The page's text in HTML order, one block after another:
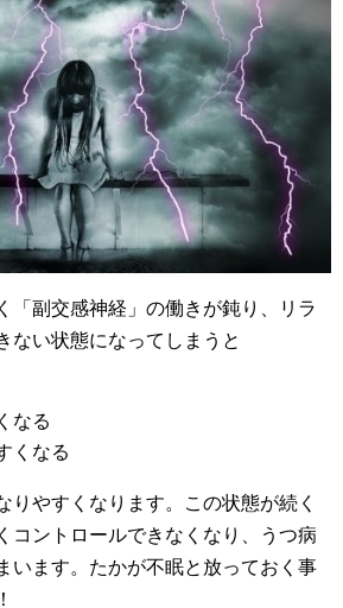
「副交感神経」の働きが鈍り、リラ
ない状態になってしまうと
なる
くなる
りやすくなります。この状態が続く
コントロールできなくなり、うつ病
います。たかが不眠と放っておく事